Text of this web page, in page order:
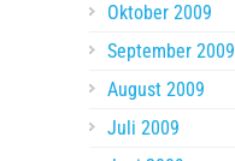
Oktober 2009
September 2009
August 2009
Juli 2009